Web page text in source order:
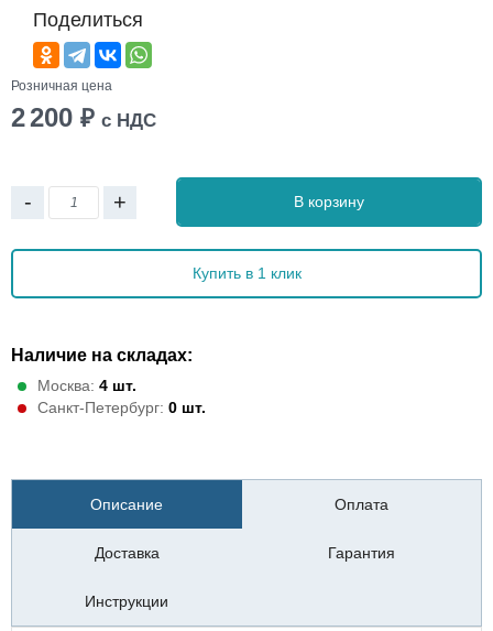
Поделиться
Розничная цена
2 200 ₽ с НДС
- + В корзину
Купить в 1 клик
Наличие на складах:
Москва: 4 шт.
Санкт-Петербург: 0 шт.
Описание Оплата
Доставка Гарантия
Инструкции